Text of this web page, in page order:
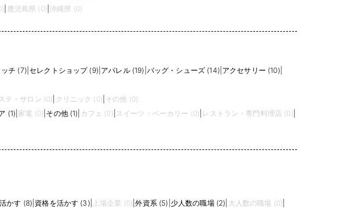
鹿児島県 (0) |沖縄県 (0)
チ (7) |セレクトショップ (9) アパレル (19) バッグ・シューズ (14) アクセサリー (10)
テ・サロン (0) クリニック (0) その他 (0)
(1) 家電 (0) その他 (1) カフェ (0) スイーツ・ベーカリー (0) レストラン・専門料理店 (0)
かす (8) 資格を活かす (3) 上場企業 (0) |外資系 (5) 少人数の職場 (2) 大人数の職場 (0)